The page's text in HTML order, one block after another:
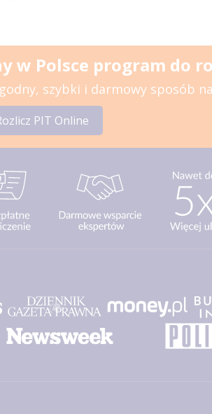
w Polsce program do
szybki i darmowy sposób
PIT Online